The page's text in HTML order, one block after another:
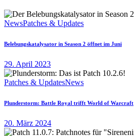
NewsPatches & Updates
Belebungskatalysator in Season 2 öffnet im Juni
29. April 2023
Patches & UpdatesNews
Plunderstorm: Battle Royal trifft World of Warcraft
20. März 2024